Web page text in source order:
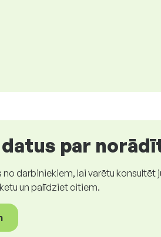
par
darbiniekiem, lai varētu konsultēt
un palīdziet citiem.